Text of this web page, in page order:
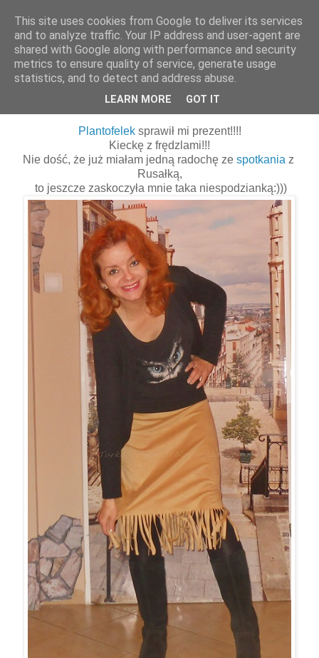
14 października 2015
Spódnica z frędzlami... od Plantofelka !
Plantofeleksprawił mi prezent!!!!
Kieckę z frędzlami!!!
Nie dość, że już miałam jedną radochę zespotkania z
Rusałką,
to jeszcze zaskoczyła mnie taka niespodzianką:)))
This site uses cookies from Google to deliver its services
and to analyze traffic. Your IP address and user-agent are
shared with Google along with performance and security
metrics to ensure quality of service, generate usage
statistics, and to detect and address abuse.
LEARN MORE GOT IT